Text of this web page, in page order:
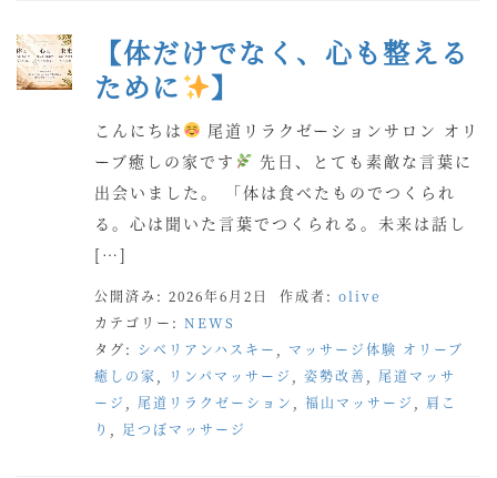
【体だけでなく、心も整える
ために
】
こんにちは
尾道リラクゼーションサロン オリ
ーブ癒しの家です
先日、とても素敵な言葉に
出会いました。 「体は食べたものでつくられ
る。心は聞いた言葉でつくられる。未来は話し
[…]
公開済み: 2026年6月2日 作成者: olive
カテゴリー: NEWS
タグ: シベリアンハスキー
マッサージ体験 オリーブ
癒しの家
リンパマッサージ 姿勢改善
尾道マッサ
ージ
尾道リラクゼーション 福山マッサージ
肩こ
り
足つぼマッサージ